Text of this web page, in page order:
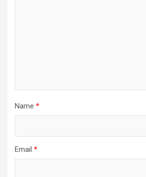
Name *
Email *